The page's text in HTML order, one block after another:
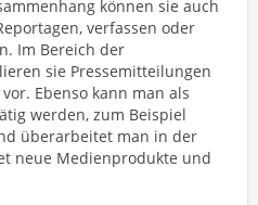
können sie auch
verfassen oder
Im Bereich der
sie Pressemitteilungen
Ebenso kann man als
werden, zum Beispiel
überarbeitet man in der
neue Medienprodukte und